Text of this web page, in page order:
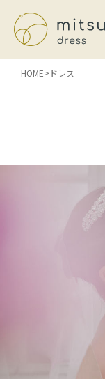
HOME ドレス